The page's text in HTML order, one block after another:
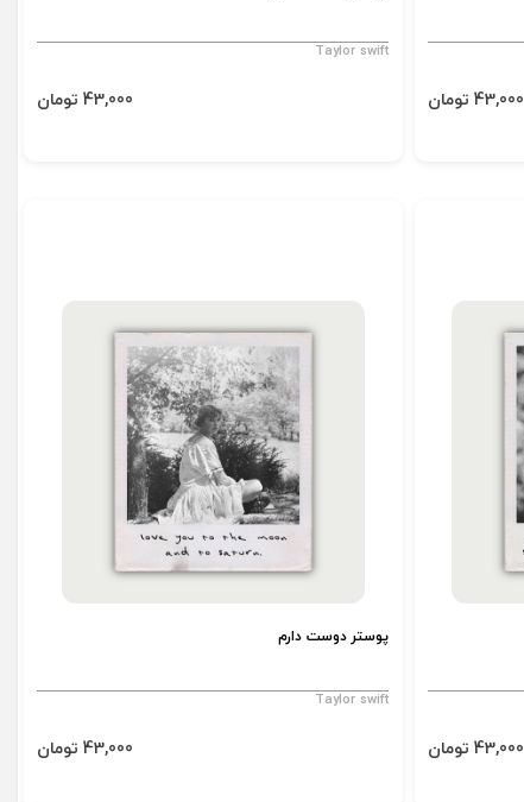
43,000 تومان
Taylor swift
43,000 تومان
43,000 تومان
پوستر دوست دارم
Taylor swift
43,000 تومان